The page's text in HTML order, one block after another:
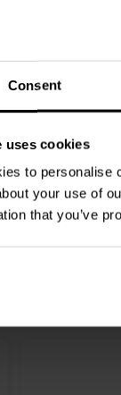
Consent
uses cookies
to personalise
your use of
that you’ve
Hook &
0
Vergleichen